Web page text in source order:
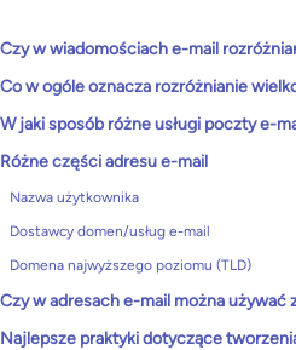
Czy w wiadomościach e-mail
Co w ogóle oznacza rozróżnianie
W jaki sposób różne usługi poczty e-
Różne części adresu e-mail
Nazwa użytkownika
Dostawcy domen/usług e-mail
Domena najwyższego poziomu (TLD)
Czy w adresach e-mail można używać
Najlepsze praktyki dotyczące